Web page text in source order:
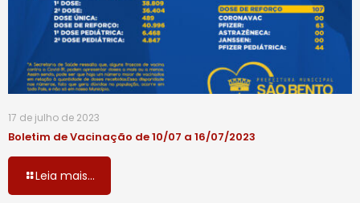
17 de julho de 2023
Boletim de Vacinação de 10/07 a 16/07/2023
Leia mais...